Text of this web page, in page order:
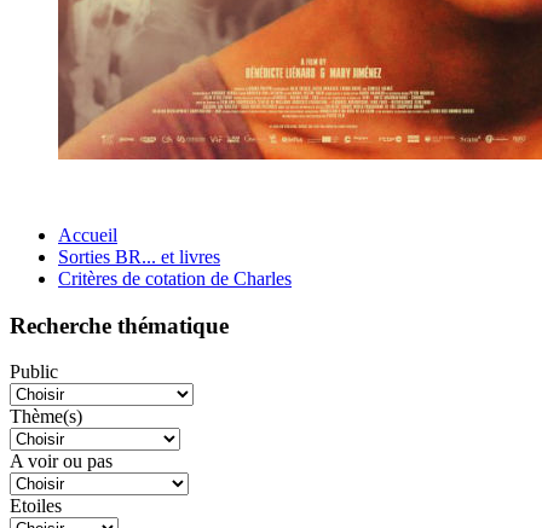
Accueil
Sorties BR... et livres
Critères de cotation de Charles
Recherche thématique
Public
Thème(s)
A voir ou pas
Etoiles